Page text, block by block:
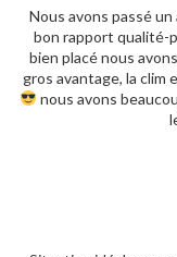
Nous avons passé
bon rapport qualité-
bien placé nous
gros avantage, la
nous avons